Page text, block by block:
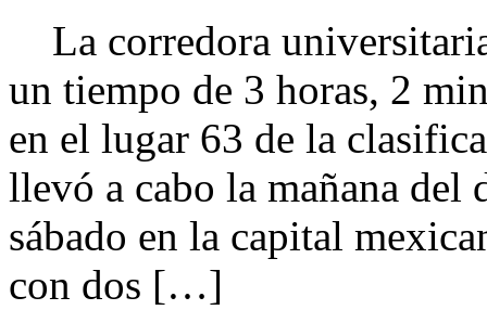
La corredora
un tiempo de 3 horas, 2
en el lugar 63 de la
llevó a cabo la mañana del
sábado en la capital
con dos […]